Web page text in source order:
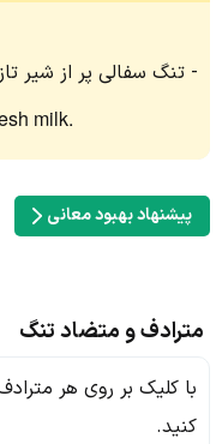
تنگ سفالی پر از شیر
milk.
پیشنهاد بهبود معانی
مترادف و متضاد تنگ
با کلیک بر روی هر
کنید.